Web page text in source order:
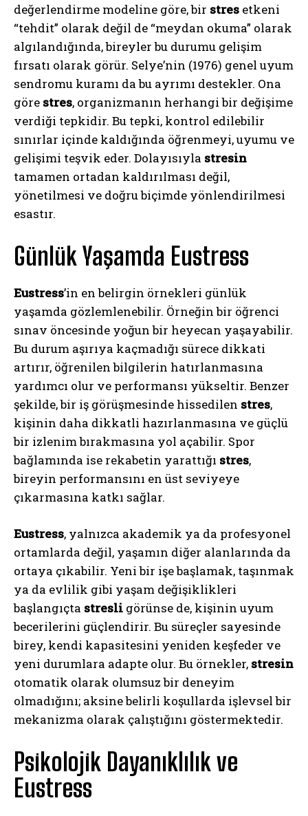
değerlendirme modeline göre, bir stres etkeni
“tehdit” olarak değil de “meydan okuma” olarak
algılandığında, bireyler bu durumu gelişim
fırsatı olarak görür. Selye’nin (1976) genel uyum
sendromu kuramı da bu ayrımı destekler. Ona
göre stres, organizmanın herhangi bir değişime
verdiği tepkidir. Bu tepki, kontrol edilebilir
sınırlar içinde kaldığında öğrenmeyi, uyumu ve
gelişimi teşvik eder. Dolayısıyla stresin
tamamen ortadan kaldırılması değil,
yönetilmesi ve doğru biçimde yönlendirilmesi
esastır.
Günlük Yaşamda Eustress
Eustress’in en belirgin örnekleri günlük
yaşamda gözlemlenebilir. Örneğin bir öğrenci
sınav öncesinde yoğun bir heyecan yaşayabilir.
Bu durum aşırıya kaçmadığı sürece dikkati
artırır, öğrenilen bilgilerin hatırlanmasına
yardımcı olur ve performansı yükseltir. Benzer
şekilde, bir iş görüşmesinde hissedilen stres,
kişinin daha dikkatli hazırlanmasına ve güçlü
bir izlenim bırakmasına yol açabilir. Spor
bağlamında ise rekabetin yarattığı stres,
bireyin performansını en üst seviyeye
çıkarmasına katkı sağlar.
Eustress, yalnızca akademik ya da profesyonel
ortamlarda değil, yaşamın diğer alanlarında da
ortaya çıkabilir. Yeni bir işe başlamak, taşınmak
ya da evlilik gibi yaşam değişiklikleri
başlangıçta stresli görünse de, kişinin uyum
becerilerini güçlendirir. Bu süreçler sayesinde
birey, kendi kapasitesini yeniden keşfeder ve
yeni durumlara adapte olur. Bu örnekler, stresin
otomatik olarak olumsuz bir deneyim
olmadığını; aksine belirli koşullarda işlevsel bir
mekanizma olarak çalıştığını göstermektedir.
Psikolojik Dayanıklılık ve
Eustress